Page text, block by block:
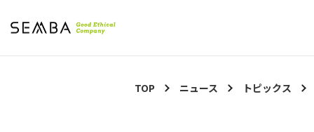
TOP ニュース トピックス